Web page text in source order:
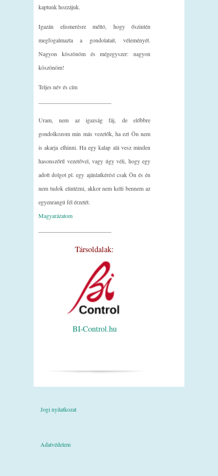
kaptunk hozzájuk.
Igazán elismerésre méltó, hogy őszintén
megfogalmazta a gondolatait, véleményét.
Nagyon köszönöm és mégegyszer: nagyon
köszönöm!
Teljes név és cím
Uram, nem az igazság fáj, de előbbre
gondolkozom min más vezetők, ha ezt Ön nem
is akarja elhinni. Ha egy kalap alá vesz minden
hasonszőrű vezetővel, vagy úgy véli, hogy egy
adott dolgot pl. egy ajánlatkérést csak Ön és én
nem tudok elintézni, akkor nem kelti bennem az
egyenrangú fél érzetét.
Magyarázatom
Társoldalak:
BI-Control.hu
Jogi nyilatkozat
Adatvédelem